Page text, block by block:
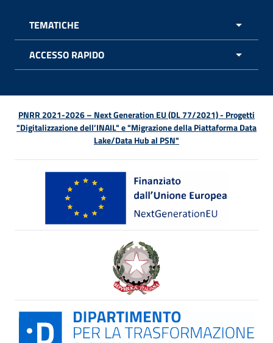
TEMATICHE
ACCESSO RAPIDO
PNRR 2021-2026 – Next Generation EU (DL 77/2021) - Progetti
"Digitalizzazione dell’INAIL" e "Migrazione della Piattaforma Data
Lake/Data Hub al PSN"